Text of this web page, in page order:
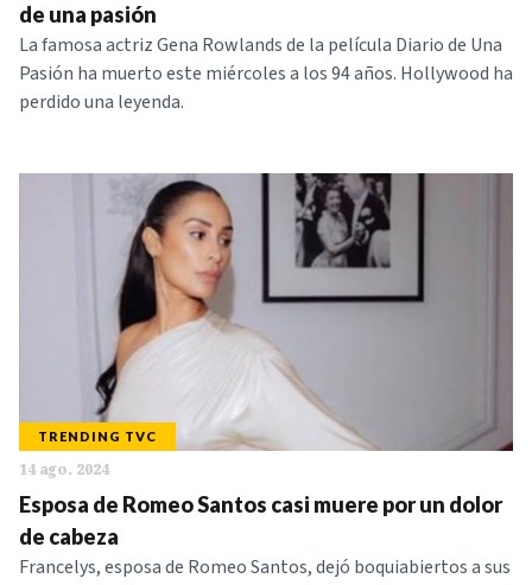
de una pasión
La famosa actriz Gena Rowlands de la película Diario de Una
Pasión ha muerto este miércoles a los 94 años. Hollywood ha
perdido una leyenda.
TRENDING TVC
14 ago. 2024
Esposa de Romeo Santos casi muere por un dolor
de cabeza
Francelys, esposa de Romeo Santos, dejó boquiabiertos a sus